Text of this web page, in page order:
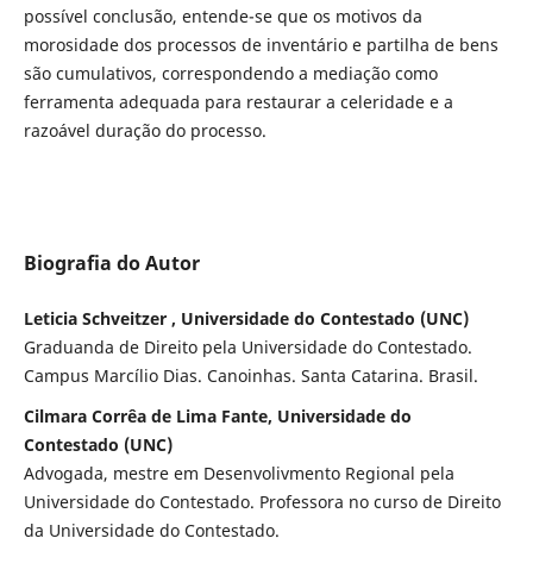
possível conclusão, entende-se que os motivos da
morosidade dos processos de inventário e partilha de bens
são cumulativos, correspondendo a mediação como
ferramenta adequada para restaurar a celeridade e a
razoável duração do processo.
Biografia do Autor
Leticia Schveitzer , Universidade do Contestado (UNC)
Graduanda de Direito pela Universidade do Contestado.
Campus Marcílio Dias. Canoinhas. Santa Catarina. Brasil.
Cilmara Corrêa de Lima Fante, Universidade do
Contestado (UNC)
Advogada, mestre em Desenvolivmento Regional pela
Universidade do Contestado. Professora no curso de Direito
da Universidade do Contestado.